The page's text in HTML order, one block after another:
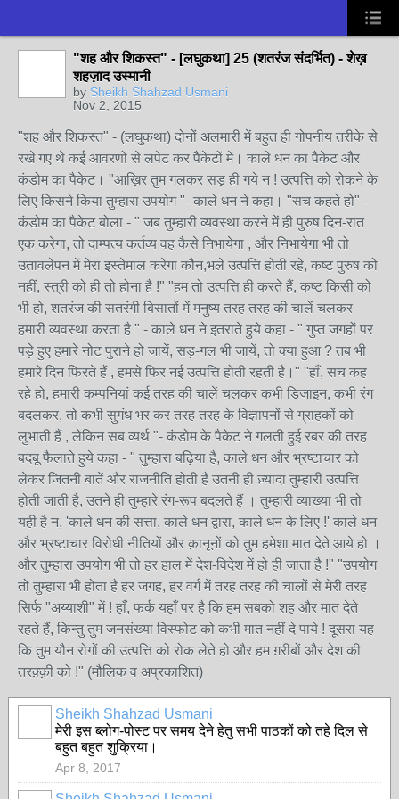
"शह और शिकस्त" - [लघुकथा] 25 (शतरंज संदर्भित) - शेख़
शहज़ाद उस्मानी
by Sheikh Shahzad Usmani
Nov 2, 2015
"शह और शिकस्त" - (लघुकथा) दोनों अलमारी में बहुत ही गोपनीय तरीके से
रखे गए थे कई आवरणों से लपेट कर पैकेटों में। काले धन का पैकेट और
कंडोम का पैकेट। "आख़िर तुम गलकर सड़ ही गये न ! उत्पत्ति को रोकने के
लिए किसने किया तुम्हारा उपयोग "- काले धन ने कहा। "सच कहते हो" -
कंडोम का पैकेट बोला - " जब तुम्हारी व्यवस्था करने में ही पुरुष दिन-रात
एक करेगा, तो दाम्पत्य कर्तव्य वह कैसे निभायेगा , और निभायेगा भी तो
उतावलेपन में मेरा इस्तेमाल करेगा कौन,भले उत्पत्ति होती रहे, कष्ट पुरुष को
नहीं, स्त्री को ही तो होना है !" "हम तो उत्पत्ति ही करते हैं, कष्ट किसी को
भी हो, शतरंज की सतरंगी बिसातों में मनुष्य तरह तरह की चालें चलकर
हमारी व्यवस्था करता है " - काले धन ने इतराते हुये कहा - " गुप्त जगहों पर
पड़े हुए हमारे नोट पुराने हो जायें, सड़-गल भी जायें, तो क्या हुआ ? तब भी
हमारे दिन फिरते हैं , हमसे फिर नई उत्पत्ति होती रहती है।" "हाँ, सच कह
रहे हो, हमारी कम्पनियां कई तरह की चालें चलकर कभी डिजाइन, कभी रंग
बदलकर, तो कभी सुगंध भर कर तरह तरह के विज्ञापनों से ग्राहकों को
लुभाती हैं , लेकिन सब व्यर्थ "- कंडोम के पैकेट ने गलती हुई रबर की तरह
बदबू फैलाते हुये कहा - " तुम्हारा बढ़िया है, काले धन और भ्रष्टाचार को
लेकर जितनी बातें और राजनीति होती है उतनी ही ज़्यादा तुम्हारी उत्पत्ति
होती जाती है, उतने ही तुम्हारे रंग-रूप बदलते हैं । तुम्हारी व्याख्या भी तो
यही है न, 'काले धन की सत्ता, काले धन द्वारा, काले धन के लिए !' काले धन
और भ्रष्टाचार विरोधी नीतियों और क़ानूनों को तुम हमेशा मात देते आये हो ।
और तुम्हारा उपयोग भी तो हर हाल में देश-विदेश में हो ही जाता है !" "उपयोग
तो तुम्हारा भी होता है हर जगह, हर वर्ग में तरह तरह की चालों से मेरी तरह
सिर्फ "अय्याशी" में ! हाँ, फर्क यहाँ पर है कि हम सबको शह और मात देते
रहते हैं, किन्तु तुम जनसंख्या विस्फोट को कभी मात नहीं दे पाये ! दूसरा यह
कि तुम यौन रोगों की उत्पत्ति को रोक लेते हो और हम ग़रीबों और देश की
तरक़्क़ी को !" (मौलिक व अप्रकाशित)
Sheikh Shahzad Usmani
मेरी इस ब्लोग-पोस्ट पर समय देने हेतु सभी पाठकों को तहे दिल से
बहुत बहुत शुक्रिया।
Apr 8, 2017